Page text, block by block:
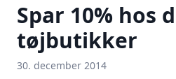
Spar 10% hos
tøjbutikker
30. december 2014